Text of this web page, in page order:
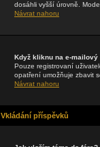
dosáhli vyšší úrovně.
Návrat nahoru
Když kliknu na e-
Pouze registrovaní
opatření umožňuje zbavit
Návrat nahoru
Vkládání příspěvků